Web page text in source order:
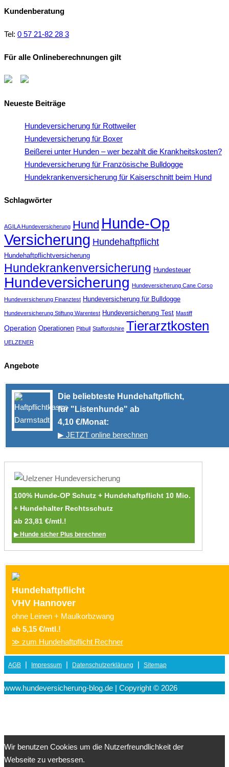
Kundenberatung
Tel: 0 57 21-82 28 3
Für alle Onlineberechnungen gilt
Neueste Beiträge
Hundeversicherung für Rottweiler
Hundeversicherung für Boxer
Beißerei unter Hunden – wer bezahlt die Krankheitskosten?
Hundeversicherung für Französische Bulldogge
Hundekrankenversicherung für Kaiserschnitt beim Hund
Schlagwörter
AGILA Hundeversicherung Hund Hunde-Op
Versicherung Hundehaftpflicht
Hundehaftpflichtversicherung
Hundekrankenversicherung Hundesteuer
Hundeversicherung Hundeversicherung Cane Corso
Hundeversicherung Finanztest Hundeversicherung für Bulldogge
Hundeversicherung Stiftung Warentest Hundeversicherung Test Mastiff
Operation Operationen Pitbull Staffordshire Tierarztkosten
UELZENER
Angebote
Die beliebteste Hundehaftpflicht,
für "Listenhunde" ab
4,10 €/Monat:
▶ JETZT online berechnen
100% Hunde-OP Schutz + Hundehaftpflicht 10 Mio.
+ Hundehalter Rechtsschutz
ab 23,81 €/mtl.!
▶ Hunde sicher Plus berechnen
Hundehaftpflicht
VHV Hannover
ohne Leinen + Maulkorbzwang
ab 5,15 €/mtl.!
≫ zum Hundehaftpflicht Rechner
AGB | Impressum | Datenschutzerklärung | Sitemap
www.hundeversicherung-blog.de | Copyright © 2026
Wir benutzen Cookies um die Nutzerfreundlichkeit der
Webseite zu verbessen.